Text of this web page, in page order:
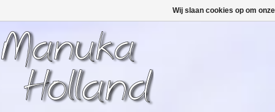
Wij slaan cookies op om